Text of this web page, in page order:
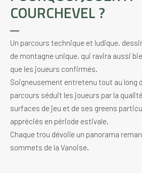
COURCHEVEL ?
Un parcours technique et ludique,
de montagne unique, qui ravira aussi
que les joueurs confirmés.
Soigneusement entretenu tout au long
parcours séduit les joueurs par la
surfaces de jeu et de ses greens
appréciés en période estivale.
Chaque trou dévoile un panorama
sommets de la Vanoise.